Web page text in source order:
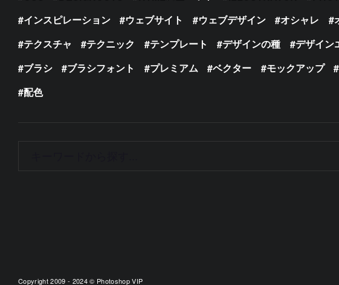
インスピレーション
ウェブサイト ウェブデザイン オシャレ
テクスチャ
テクニック テンプレート デザインの種 デザイン
ブラシ
ブラシフォント プレミアム ベクター モックアップ
配色
Copyright 2009 - 2024 © Photoshop VIP